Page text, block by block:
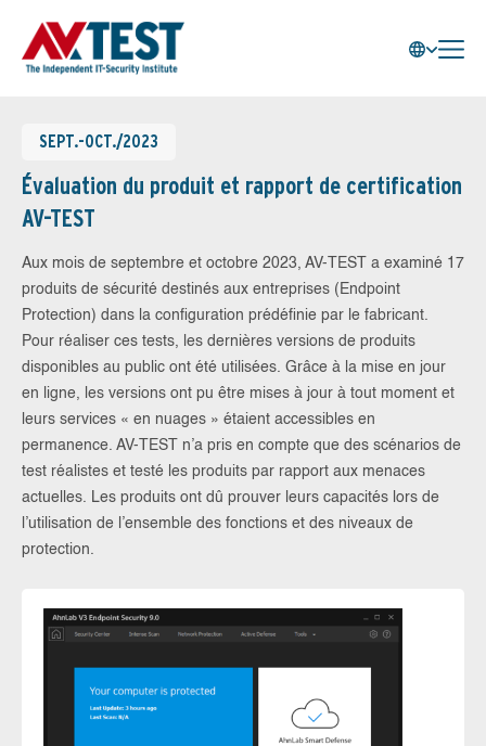
SEPT.-OCT./2023
Évaluation du produit et rapport de certification
AV-TEST
Aux mois de septembre et octobre 2023, AV-TEST a examiné 17
produits de sécurité destinés aux entreprises (Endpoint
Protection) dans la configuration prédéfinie par le fabricant.
Pour réaliser ces tests, les dernières versions de produits
disponibles au public ont été utilisées. Grâce à la mise en jour
en ligne, les versions ont pu être mises à jour à tout moment et
leurs services « en nuages » étaient accessibles en
permanence. AV-TEST n’a pris en compte que des scénarios de
test réalistes et testé les produits par rapport aux menaces
actuelles. Les produits ont dû prouver leurs capacités lors de
l’utilisation de l’ensemble des fonctions et des niveaux de
protection.